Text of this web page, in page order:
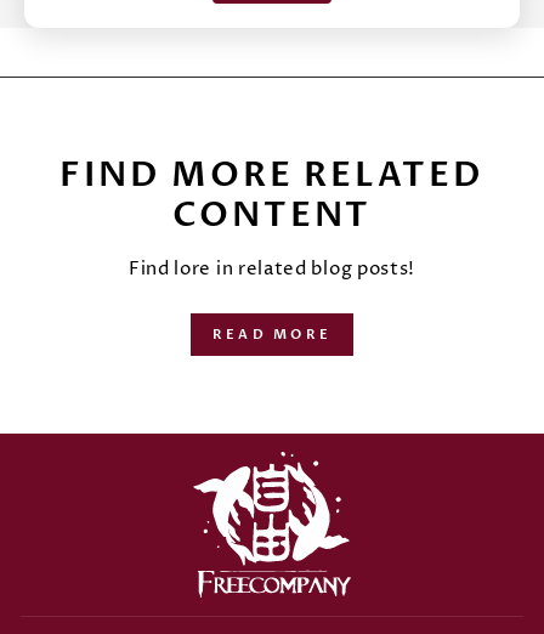
FIND MORE RELATED
CONTENT
Find lore in related blog posts!
READ MORE